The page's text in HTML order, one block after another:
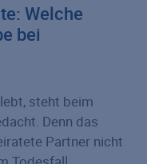
Welche
bei
steht beim
Denn das
Partner nicht